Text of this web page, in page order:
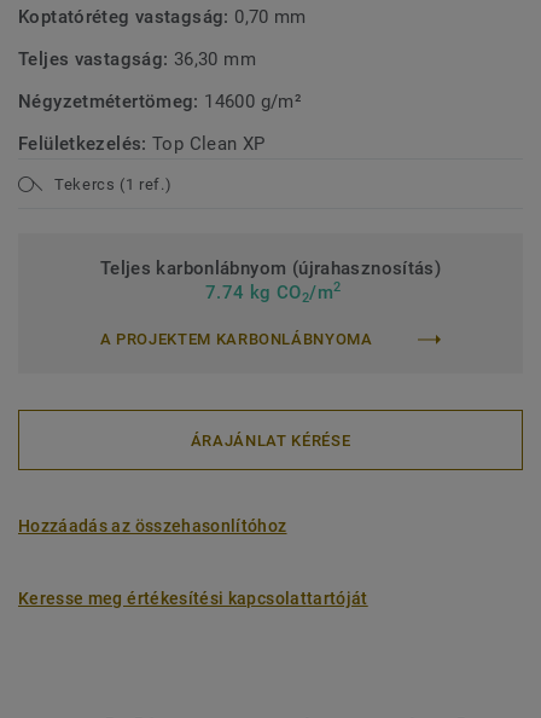
Koptatóréteg vastagság: 0,70 mm
Teljes vastagság: 36,30 mm
Négyzetmétertömeg: 14600 g/m²
Felületkezelés:Top Clean XP
Tekercs (1 ref.)
Teljes karbonlábnyom (újrahasznosítás)
7.74 kg CO2/m2
A PROJEKTEM KARBONLÁBNYOMA
ÁRAJÁNLAT KÉRÉSE
Hozzáadás az összehasonlítóhoz
Keresse meg értékesítési kapcsolattartóját